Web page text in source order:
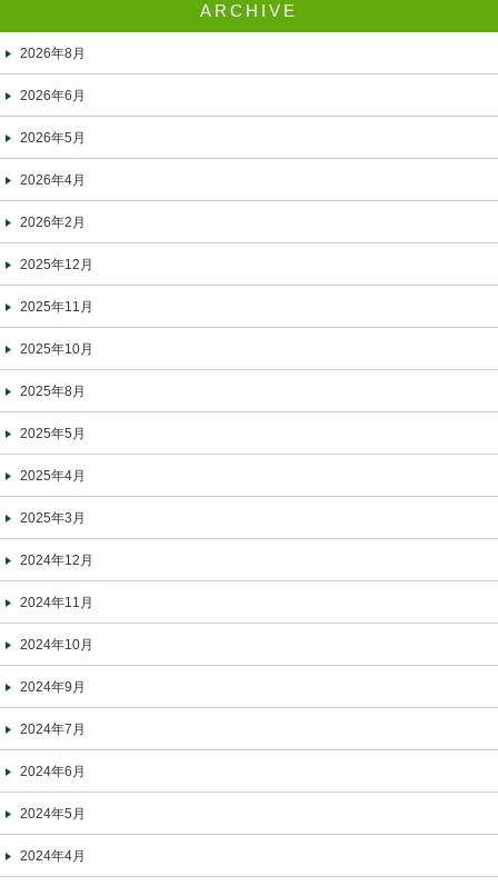
ARCHIVE
2026年8月
2026年6月
2026年5月
2026年4月
2026年2月
2025年12月
2025年11月
2025年10月
2025年8月
2025年5月
2025年4月
2025年3月
2024年12月
2024年11月
2024年10月
2024年9月
2024年7月
2024年6月
2024年5月
2024年4月